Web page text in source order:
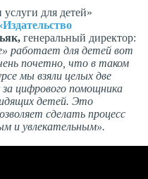
для детей»
генеральный директор:
работает для детей вот
почетно, что в таком
мы взяли целых две
цифрового помощника
детей. Это
сделать процесс
и увлекательным».